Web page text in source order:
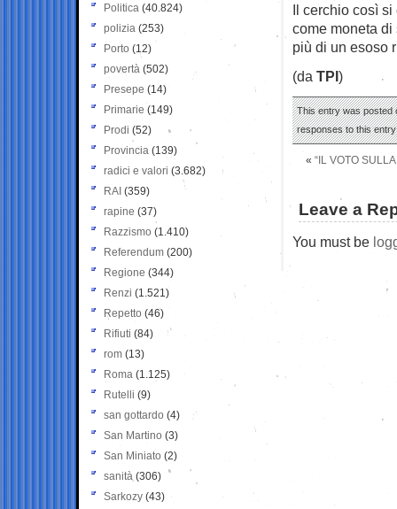
Il cerchio così
come moneta
più di un esoso
(da TPI)
This entry was posted
responses to this
« “IL VOTO
Leave a
You must be
Politica (40.824)
polizia (253)
Porto (12)
povertà (502)
Presepe (14)
Primarie (149)
Prodi (52)
Provincia (139)
radici e valori (3.682)
RAI (359)
rapine (37)
Razzismo (1.410)
Referendum (200)
Regione (344)
Renzi (1.521)
Repetto (46)
Rifiuti (84)
rom (13)
Roma (1.125)
Rutelli (9)
san gottardo (4)
San Martino (3)
San Miniato (2)
sanità (306)
Sarkozy (43)